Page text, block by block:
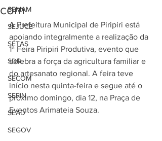
SEMAM
SEJUCE
SETAS
SDR
SECOM
SEFIN
SEAD
SEGOV
com
A Prefeitura Municipal de Piripiri está
apoiando integralmente a realização da
1ª Feira Piripiri Produtiva, evento que
celebra a força da agricultura familiar e
do artesanato regional. A feira teve
início nesta quinta-feira e segue até o
próximo domingo, dia 12, na Praça de
Eventos Arimateia Souza.